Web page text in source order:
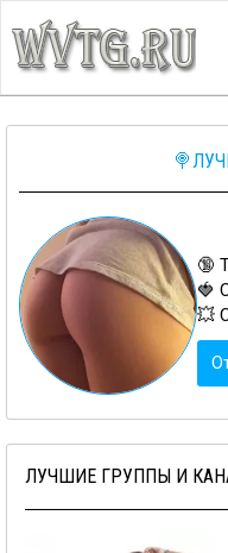
🔞
🍓
💥
ЛУЧШИЕ ГРУППЫ И